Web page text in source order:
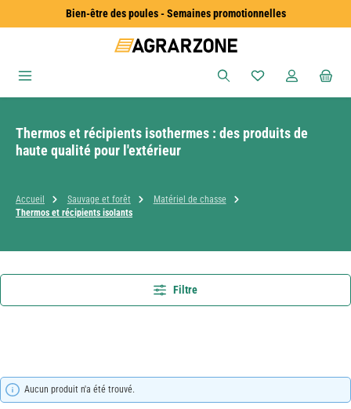
Passer au contenu principalBien-être des poules - Semaines promotionnelles
Vous avez 0
Thermos et récipients isothermes : des produits de
haute qualité pour l'extérieur
Accueil Sauvage et forêt
Matériel de chasse
Thermos et récipients isolants
Filtre
Aucun produit n'a été trouvé.